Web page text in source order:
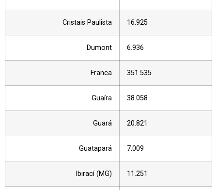
Cristais Paulista 16.925
Dumont 6.936
Franca 351.535
Guaíra 38.058
Guará 20.821
Guatapará 7.009
Ibirací (MG) 11.251